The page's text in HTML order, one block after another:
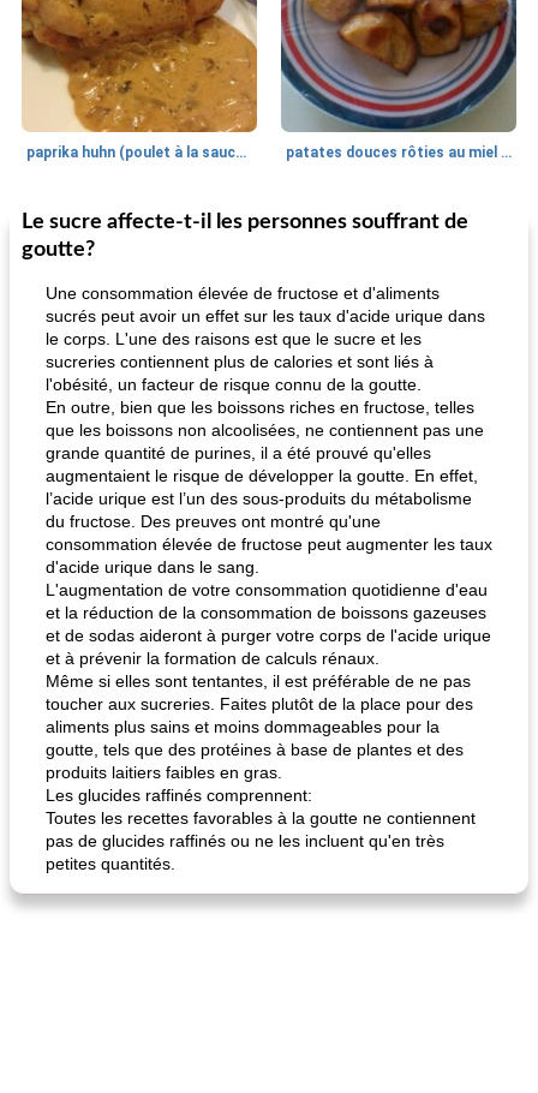
paprika huhn (poulet à la sauce paprika). patates douces rôties au miel / kumara
25min
Petit déjeuner et brunch
quinoa petit déjeuner méditerranéen
Viande et volaille
Le sucre affecte-t-il les personnes souffrant de
goutte?
Une consommation élevée de fructose et d'aliments
sucrés peut avoir un effet sur les taux d'acide urique dans
le corps. L'une des raisons est que le sucre et les
sucreries contiennent plus de calories et sont liés à
l'obésité, un facteur de risque connu de la goutte.
En outre, bien que les boissons riches en fructose, telles
que les boissons non alcoolisées, ne contiennent pas une
grande quantité de purines, il a été prouvé qu'elles
augmentaient le risque de développer la goutte. En effet,
l’acide urique est l’un des sous-produits du métabolisme
du fructose. Des preuves ont montré qu'une
consommation élevée de fructose peut augmenter les taux
d'acide urique dans le sang.
L'augmentation de votre consommation quotidienne d'eau
et la réduction de la consommation de boissons gazeuses
et de sodas aideront à purger votre corps de l'acide urique
et à prévenir la formation de calculs rénaux.
Même si elles sont tentantes, il est préférable de ne pas
toucher aux sucreries. Faites plutôt de la place pour des
aliments plus sains et moins dommageables pour la
goutte, tels que des protéines à base de plantes et des
produits laitiers faibles en gras.
Les glucides raffinés comprennent:
Toutes les recettes favorables à la goutte ne contiennent
pas de glucides raffinés ou ne les incluent qu'en très
petites quantités.